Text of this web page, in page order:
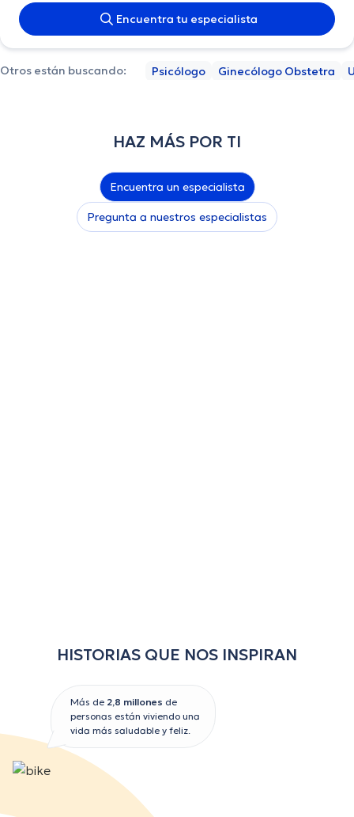
Encuentra tu especialista
Otros están buscando: Psicólogo Ginecólogo Obstetra
HAZ MÁS POR TI
Encuentra un especialista
Pregunta a nuestros especialistas
HISTORIAS QUE NOS INSPIRAN
Más de 2,8 millones de
personas están viviendo una
vida más saludable y feliz.